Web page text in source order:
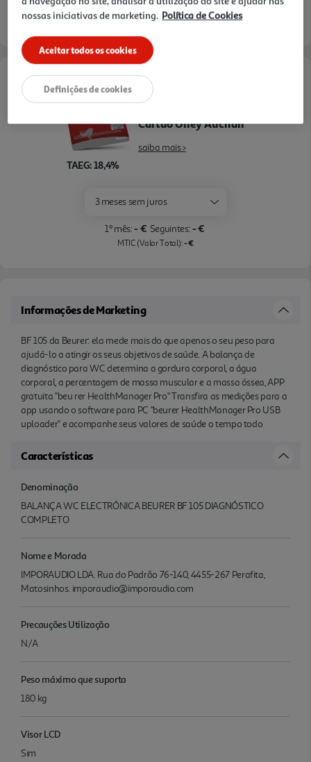
verificar stock em loja >
Opções de Financiamento
TAEG: 18,4%
Cartão Oney Auchan
saiba mais >
3 meses sem juros
1º mês:- € Seguintes:- €
MTIC (Valor Total):- €
Informações de Marketing
BF 105 da Beurer: ela mede mais do que apenas o seu peso para
ajudá-lo a atingir os seus objetivos de saúde. A balança de
diagnóstico para WC determina a gordura corporal, a água
corporal, a percentagem de massa muscular e a massa óssea, APP
gratuita "beu rer HealthManager Pro" Transfira as medições para a
app usando o software para PC "beurer HealthManager Pro USB
uploader" e acompanhe seus valores de saúde o tempo todo
Características
Denominação
BALANÇA WC ELECTRÓNICA BEURER BF 105 DIAGNÓSTICO
COMPLETO
Nome e Morada
IMPORAUDIO LDA. Rua do Padrão 76-140, 4455-267 Perafita,
Matosinhos. imporaudio@imporaudio.com
Precauções Utilização
N/A
Peso máximo que suporta
180 kg
Visor LCD
Sim
nossas iniciativas de marketing. Política de Cookies
Aceitar todos os cookies
Definições de cookies